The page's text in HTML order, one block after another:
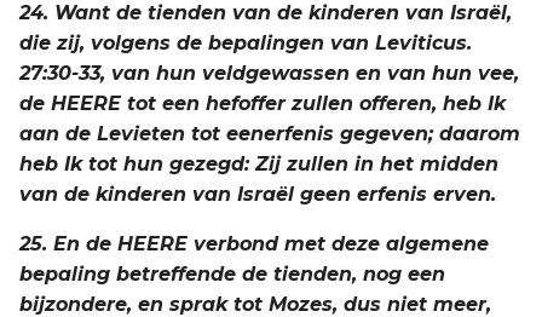
24. Want de tienden van de kinderen van Israël,
die zij, volgens de bepalingen van Leviticus.
27:30-33, van hun veldgewassen en van hun vee,
de HEERE tot een hefoffer zullen offeren, heb Ik
aan de Levieten tot eenerfenis gegeven; daarom
heb Ik tot hun gezegd: Zij zullen in het midden
van de kinderen van Israël geen erfenis erven.
25. En de HEERE verbond met deze algemene
bepaling betreffende de tienden, nog een
bijzondere, en sprak tot Mozes, dus niet meer,